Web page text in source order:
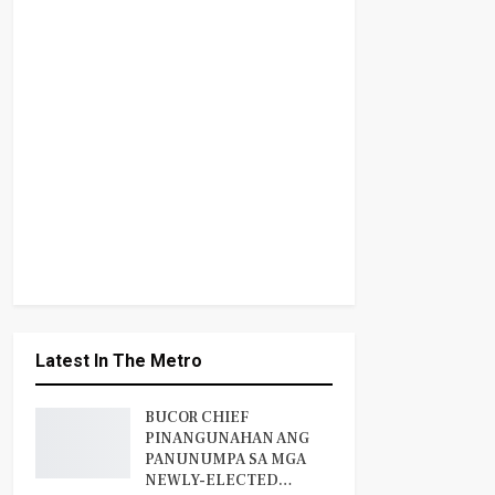
Latest In The Metro
BUCOR CHIEF
PINANGUNAHAN ANG
PANUNUMPA SA MGA
NEWLY-ELECTED…